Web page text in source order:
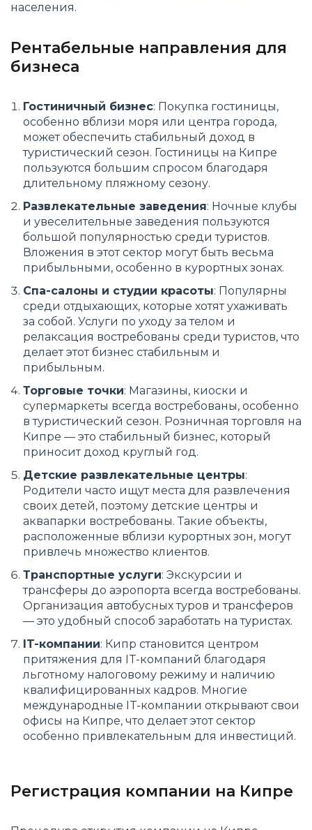
населения.
Рентабельные направления для
бизнеса
Гостиничный бизнес: Покупка гостиницы,
особенно вблизи моря или центра города,
может обеспечить стабильный доход в
туристический сезон. Гостиницы на Кипре
пользуются большим спросом благодаря
длительному пляжному сезону.
Развлекательные заведения: Ночные клубы
и увеселительные заведения пользуются
большой популярностью среди туристов.
Вложения в этот сектор могут быть весьма
прибыльными, особенно в курортных зонах.
Спа-салоны и студии красоты: Популярны
среди отдыхающих, которые хотят ухаживать
за собой. Услуги по уходу за телом и
релаксация востребованы среди туристов, что
делает этот бизнес стабильным и
прибыльным.
Торговые точки: Магазины, киоски и
супермаркеты всегда востребованы, особенно
в туристический сезон. Розничная торговля на
Кипре — это стабильный бизнес, который
приносит доход круглый год.
Детские развлекательные центры:
Родители часто ищут места для развлечения
своих детей, поэтому детские центры и
аквапарки востребованы. Такие объекты,
расположенные вблизи курортных зон, могут
привлечь множество клиентов.
Транспортные услуги: Экскурсии и
трансферы до аэропорта всегда востребованы.
Организация автобусных туров и трансферов
— это удобный способ заработать на туристах.
IT-компании: Кипр становится центром
притяжения для IT-компаний благодаря
льготному налоговому режиму и наличию
квалифицированных кадров. Многие
международные IT-компании открывают свои
офисы на Кипре, что делает этот сектор
особенно привлекательным для инвестиций.
Регистрация компании на Кипре